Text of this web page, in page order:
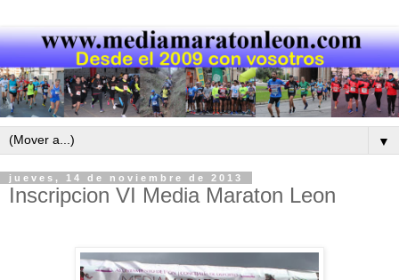
▼
jueves, 14 de noviembre de 2013
Inscripcion VI Media Maraton Leon